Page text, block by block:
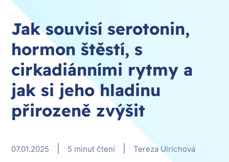
Jak souvisí serotonin,
hormon štěstí, s
cirkadiánními rytmy a
jak si jeho hladinu
přirozeně zvýšit
07.01.2025 5 minut čtení Tereza Ulrichová